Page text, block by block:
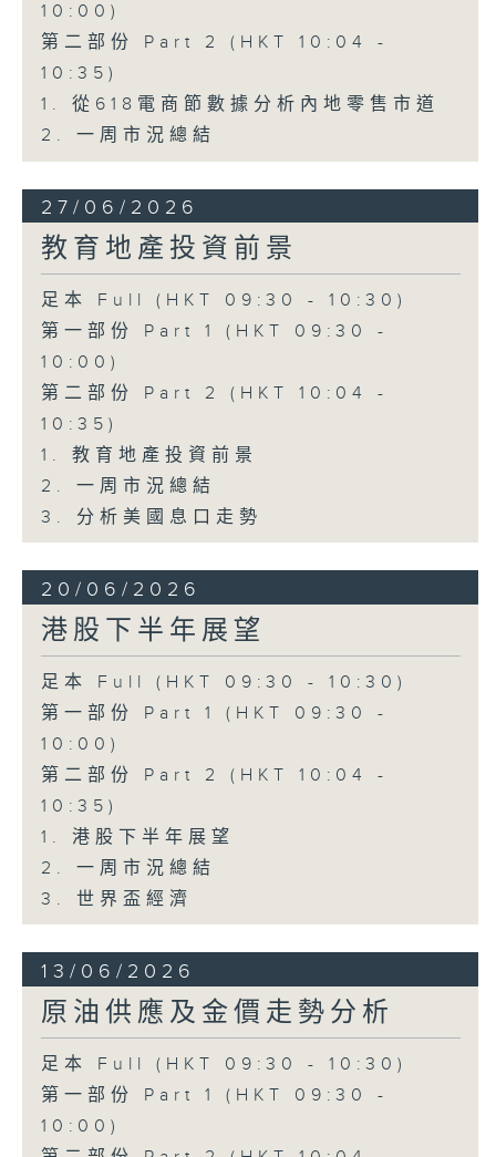
10:00)
第二部份 Part 2 (HKT 10:04 -
10:35)
1. 從618電商節數據分析內地零售市道
2. 一周市況總結
27/06/2026
教育地產投資前景
足本 Full (HKT 09:30 - 10:30)
第一部份 Part 1 (HKT 09:30 -
10:00)
第二部份 Part 2 (HKT 10:04 -
10:35)
1. 教育地產投資前景
2. 一周市況總結
3. 分析美國息口走勢
20/06/2026
港股下半年展望
足本 Full (HKT 09:30 - 10:30)
第一部份 Part 1 (HKT 09:30 -
10:00)
第二部份 Part 2 (HKT 10:04 -
10:35)
1. 港股下半年展望
2. 一周市況總結
3. 世界盃經濟
13/06/2026
原油供應及金價走勢分析
足本 Full (HKT 09:30 - 10:30)
第一部份 Part 1 (HKT 09:30 -
10:00)